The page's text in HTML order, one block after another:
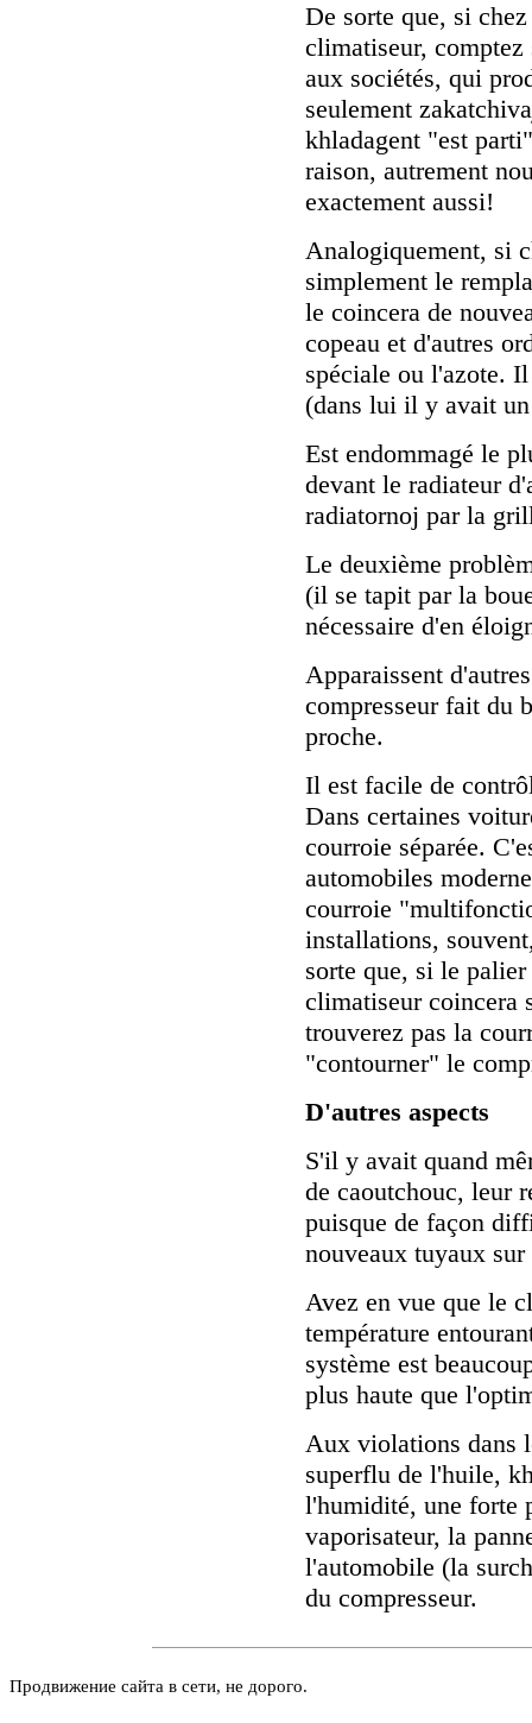
De sorte que, si
climatiseur, comptez
aux sociétés, qui
seulement
khladagent "est
raison, autrement
exactement aussi!
Analogiquement, si
simplement le
le coincera de
copeau et d'autres
spéciale ou l'azote.
(dans lui il y avait
Est endommagé le
devant le radiateur
radiatornoj par la
Le deuxième
(il se tapit par la
nécessaire d'en
Apparaissent
compresseur fait du
proche.
Il est facile de
Dans certaines
courroie séparée.
automobiles
courroie
installations,
sorte que, si le
climatiseur coincera
trouverez pas la
"contourner" le
D'autres aspects
S'il y avait quand
de caoutchouc, leur
puisque de façon
nouveaux tuyaux
Avez en vue que le
température
système est
plus haute que
Aux violations dans
superflu de l'huile,
l'humidité, une forte
vaporisateur, la
l'automobile (la
du compresseur.
Продвижение сайта в сети, не дорого.